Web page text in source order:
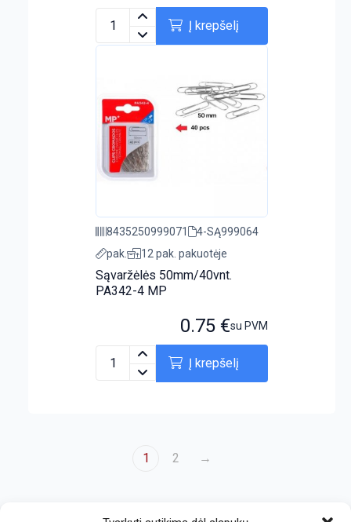
Į krepšelį
8435250999071
4-SĄ999064
pak.
12 pak. pakuotėje
Sąvaržėlės 50mm/40vnt.
PA342-4 MP
0.75 €su PVM
Į krepšelį
1 2 →